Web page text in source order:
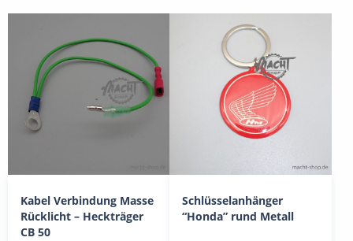
Kabel Verbindung Masse
Rücklicht – Heckträger
CB 50
Schlüsselanhänger
“Honda” rund Metall